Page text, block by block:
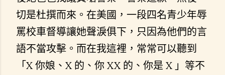
切是杜撰而來。在美國，一段四名青少年辱
罵校車督導讓她聲淚俱下，只因為他們的言
語不當攻擊。而在我這裡，常常可以聽到
「X 你娘、X 的、你 XX 的、你是 X 」等不